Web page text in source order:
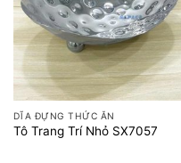
DĨA ĐỰNG THỨC ĂN
Tô Trang Trí Nhỏ SX7057